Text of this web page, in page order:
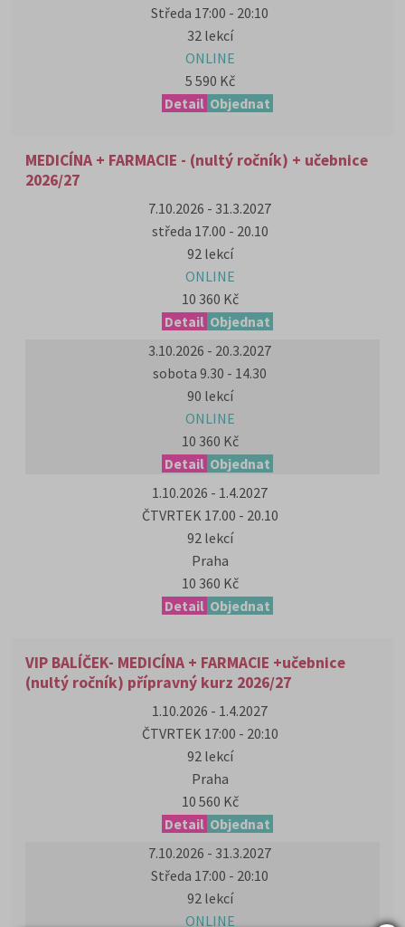
Středa 17:00 - 20:10
32 lekcí
ONLINE
5 590 Kč
Detail Objednat
MEDICÍNA + FARMACIE - (nultý ročník) + učebnice
2026/27
7.10.2026 - 31.3.2027
středa 17.00 - 20.10
92 lekcí
ONLINE
10 360 Kč
Detail Objednat
3.10.2026 - 20.3.2027
sobota 9.30 - 14.30
90 lekcí
ONLINE
10 360 Kč
Detail Objednat
1.10.2026 - 1.4.2027
ČTVRTEK 17.00 - 20.10
92 lekcí
Praha
10 360 Kč
Detail Objednat
VIP BALÍČEK- MEDICÍNA + FARMACIE +učebnice
(nultý ročník) přípravný kurz 2026/27
1.10.2026 - 1.4.2027
ČTVRTEK 17:00 - 20:10
92 lekcí
Praha
10 560 Kč
Detail Objednat
7.10.2026 - 31.3.2027
Středa 17:00 - 20:10
92 lekcí
ONLINE